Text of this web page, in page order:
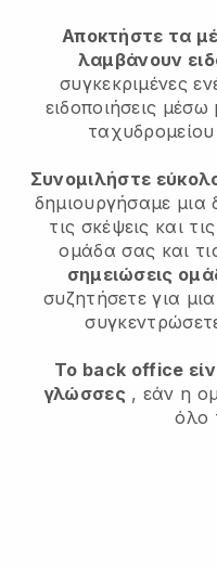
Αποκτήστε τα
λαμβάνουν
συγκεκριμένες
ειδοποιήσεις
Συνομιλήστε
δημιουργήσαμε μια
τις σκέψεις και
ομάδα σας και
σημειώσεις
συζητήσετε για
Το back office
γλώσσες , εάν η
όλο